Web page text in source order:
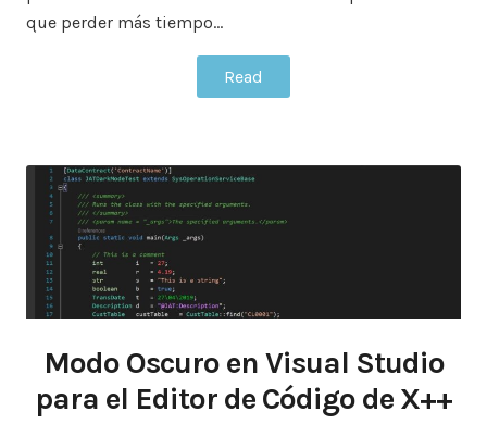
que perder más tiempo…
Read
Modo Oscuro en Visual Studio
para el Editor de Código de X++